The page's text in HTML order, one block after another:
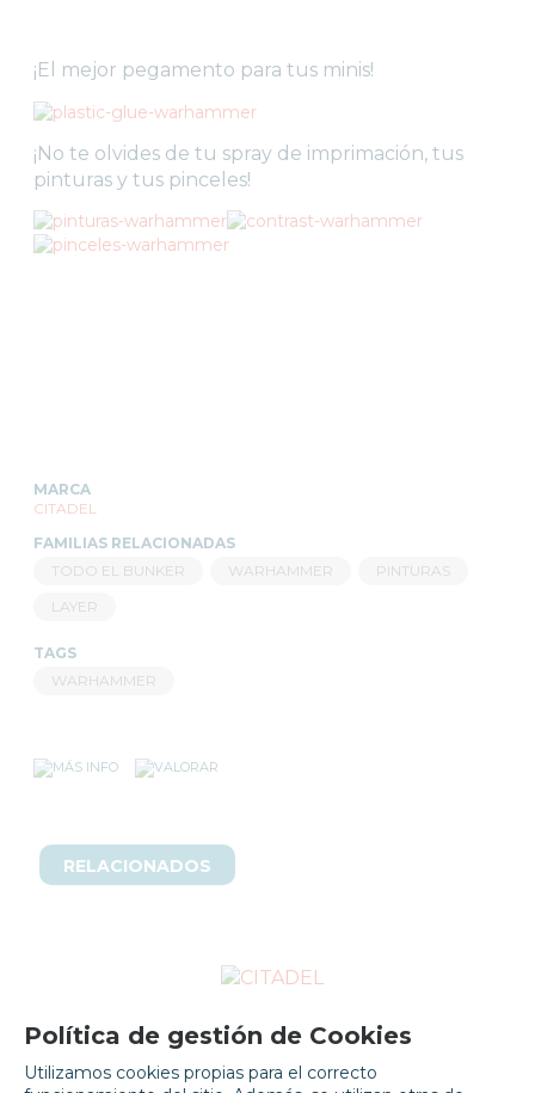
¡El mejor pegamento para tus minis!
¡No te olvides de tu spray de imprimación, tus
pinturas y tus pinceles!
MARCA
CITADEL
FAMILIAS RELACIONADAS
TODO EL BUNKER
WARHAMMER
PINTURAS
LAYER
TAGS
WARHAMMER
RELACIONADOS
Política de gestión de Cookies
Utilizamos cookies propias para el correcto